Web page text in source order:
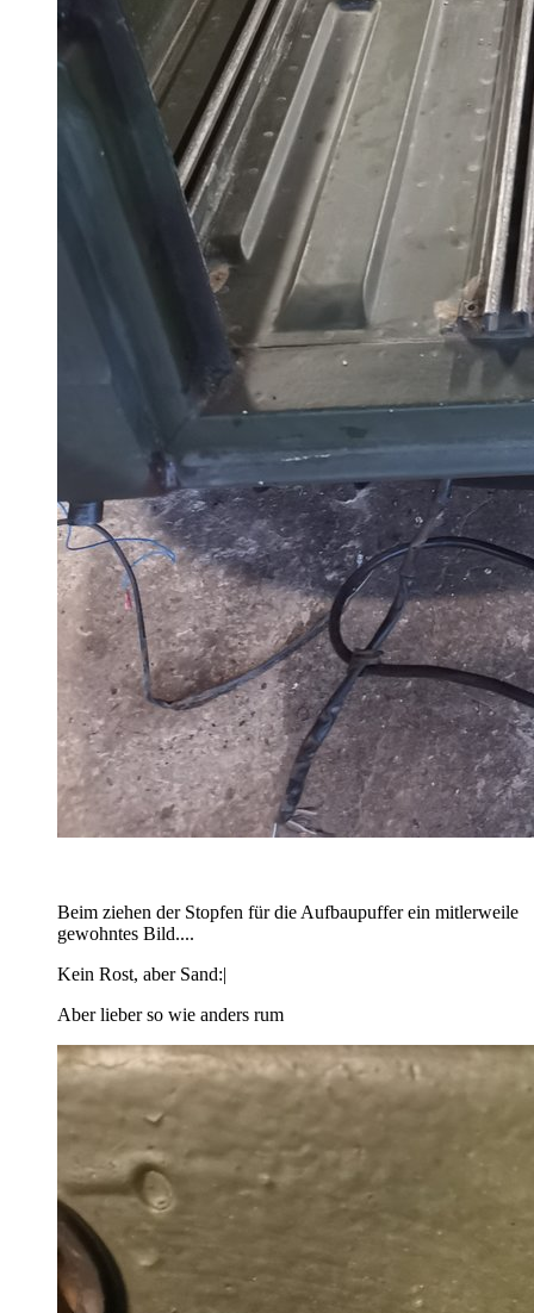
Beim ziehen der Stopfen für die Aufbaupuffer ein mitlerweile
gewohntes Bild....
Kein Rost, aber Sand:|
Aber lieber so wie anders rum